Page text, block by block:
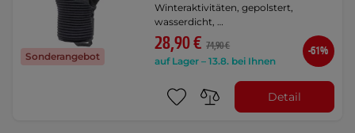
Sonderangebot
Winteraktivitäten, gepolstert,
wasserdicht, …
28,90 € 74,90 €
auf Lager – 13.8. bei Ihnen
-61%
Detail